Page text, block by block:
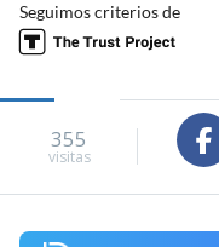
Seguimos criterios de
355
visitas